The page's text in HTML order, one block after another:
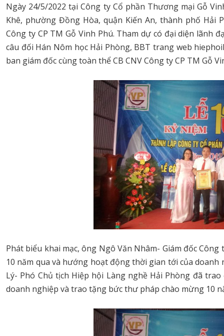
Ngày 24/5/2022 tại Công ty Cổ phần Thương mại Gỗ
Khê, phường Đồng Hòa, quận Kiến An, thành phố
Công ty CP TM Gỗ Vinh Phú. Tham dự có đại diện lãnh
câu đối Hán Nôm học Hải Phòng, BBT trang web
ban giám đốc cùng toàn thể CB CNV Công ty CP TM Gỗ
Phát biểu khai mạc, ông Ngô Văn Nhâm- Giám đốc
10 năm qua và hướng hoạt động thời gian tới của
Lý- Phó Chủ tịch Hiệp hội Làng nghề Hải Phòng đã
doanh nghiệp và trao tặng bức thư pháp chào mừng 10